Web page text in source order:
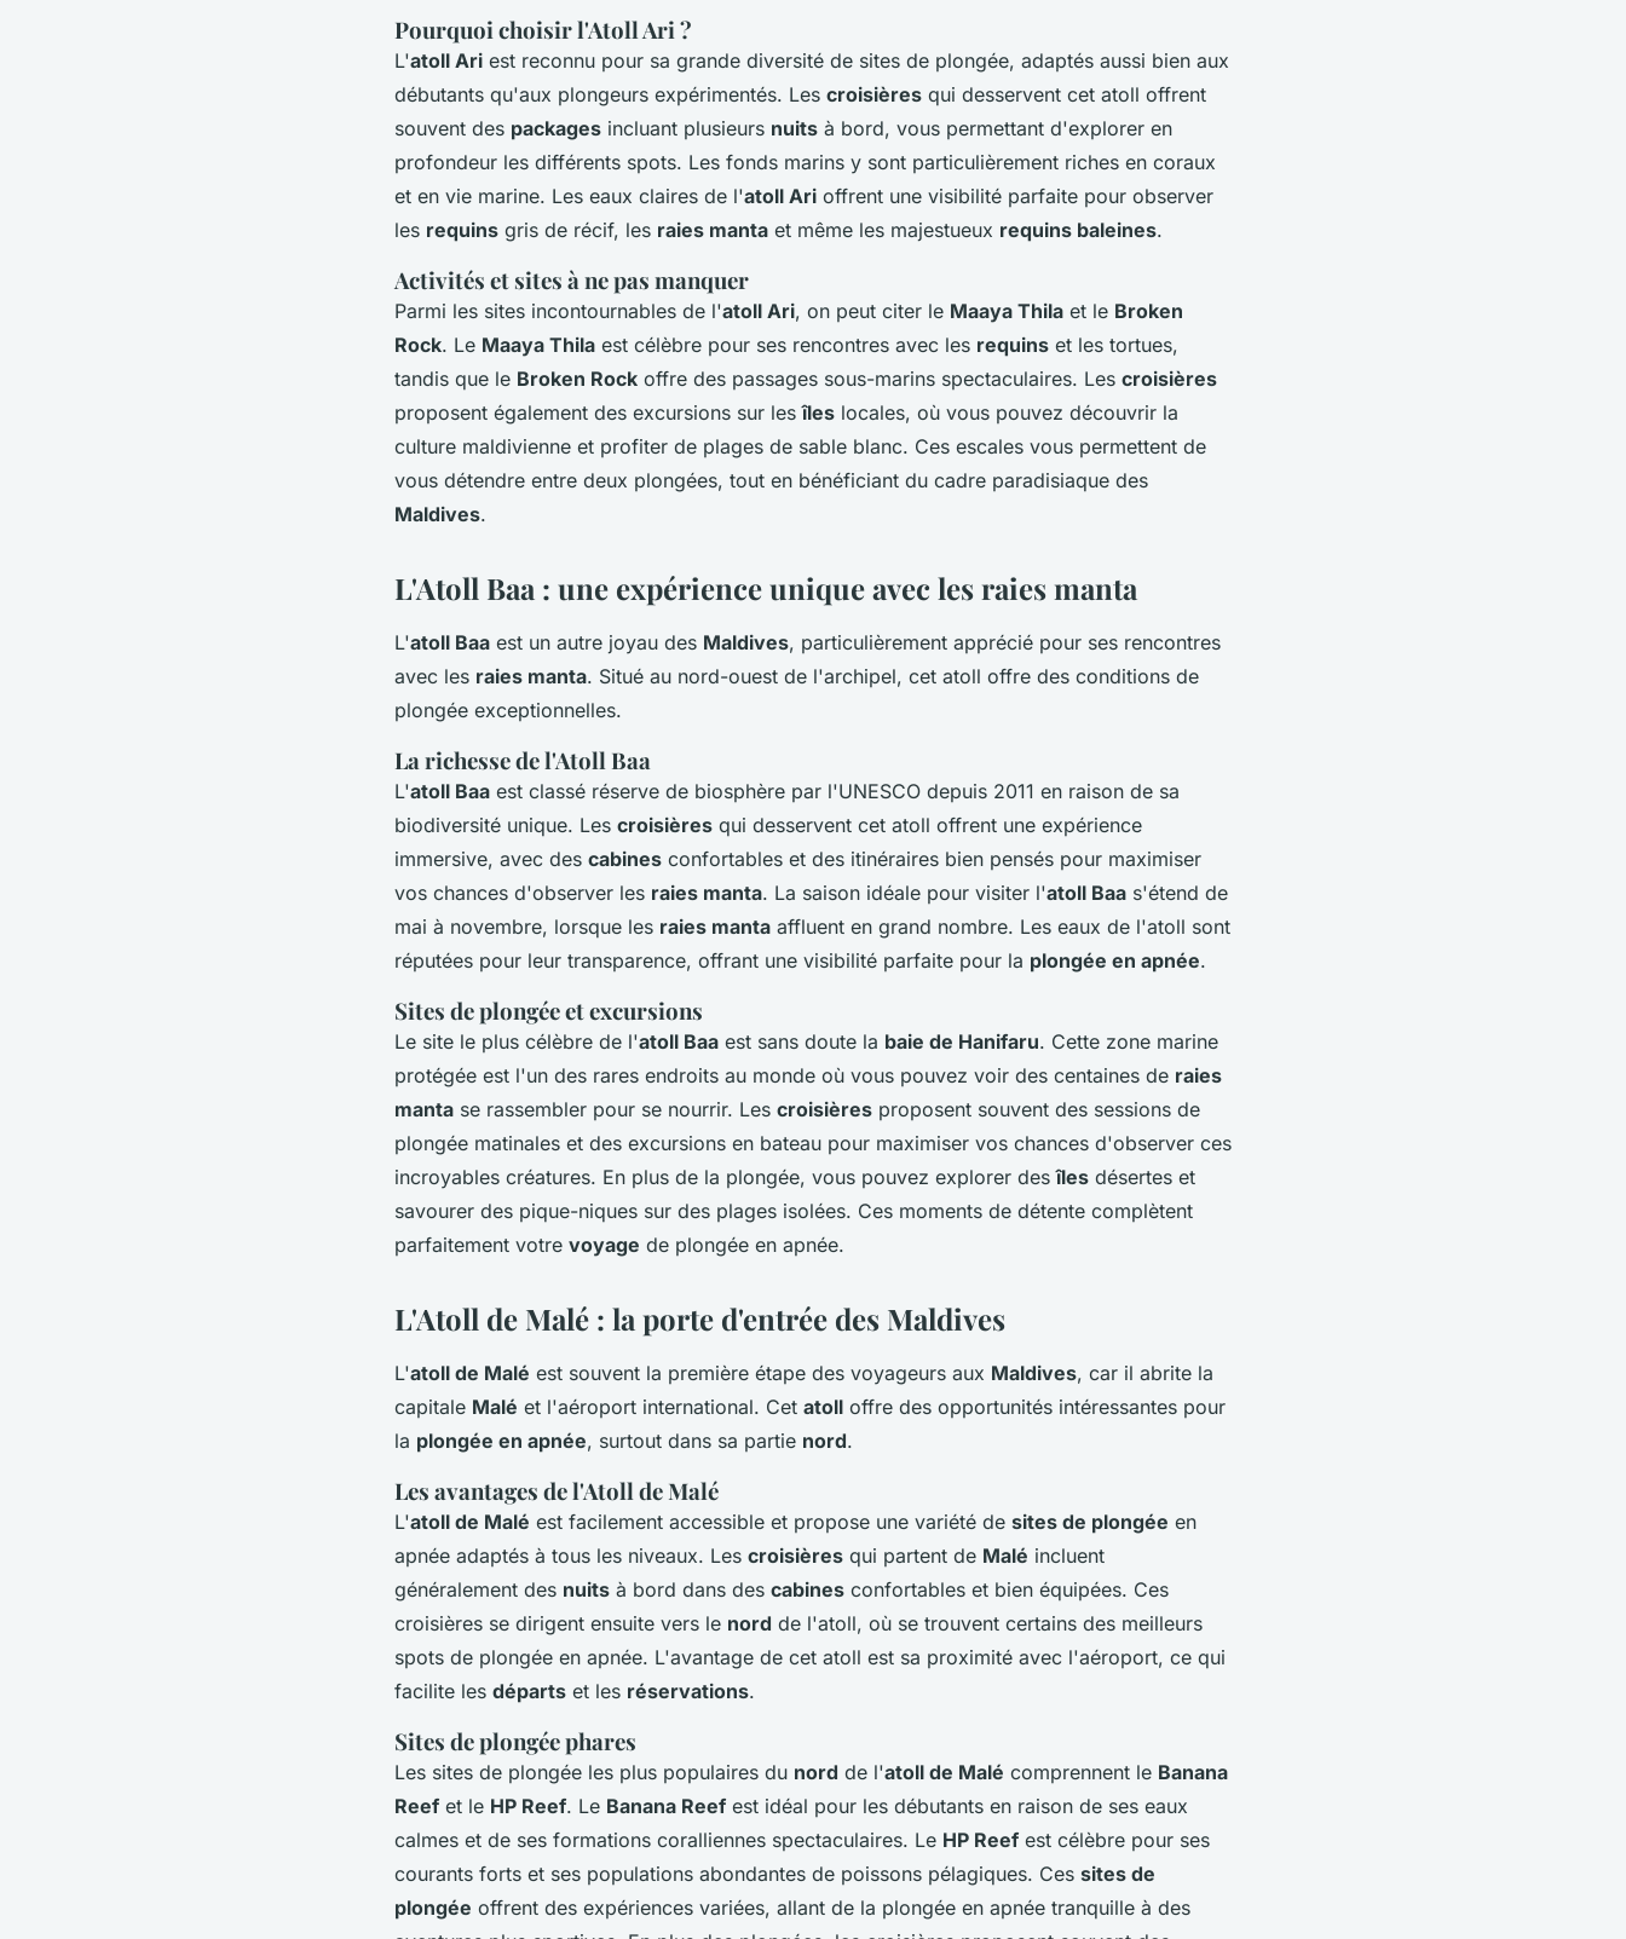
Pourquoi choisir l'Atoll Ari ?
L'atoll Ari est reconnu pour sa grande diversité de sites de plongée, adaptés aussi bien aux
débutants qu'aux plongeurs expérimentés. Les croisières qui desservent cet atoll offrent
souvent des packages incluant plusieurs nuits à bord, vous permettant d'explorer en
profondeur les différents spots. Les fonds marins y sont particulièrement riches en coraux
et en vie marine. Les eaux claires de l'atoll Ari offrent une visibilité parfaite pour observer
les requins gris de récif, les raies manta et même les majestueux requins baleines.
Activités et sites à ne pas manquer
Parmi les sites incontournables de l'atoll Ari, on peut citer le Maaya Thila et le Broken
Rock. Le Maaya Thila est célèbre pour ses rencontres avec les requins et les tortues,
tandis que le Broken Rock offre des passages sous-marins spectaculaires. Les croisières
proposent également des excursions sur lesîles locales, où vous pouvez découvrir la
culture maldivienne et profiter de plages de sable blanc. Ces escales vous permettent de
vous détendre entre deux plongées, tout en bénéficiant du cadre paradisiaque des
Maldives.
L'Atoll Baa : une expérience unique avec les raies manta
L'atoll Baa est un autre joyau des Maldives, particulièrement apprécié pour ses rencontres
avec les raies manta. Situé au nord-ouest de l'archipel, cet atoll offre des conditions de
plongée exceptionnelles.
La richesse de l'Atoll Baa
L'atoll Baa est classé réserve de biosphère par l'UNESCO depuis 2011 en raison de sa
biodiversité unique. Les croisières qui desservent cet atoll offrent une expérience
immersive, avec des cabines confortables et des itinéraires bien pensés pour maximiser
vos chances d'observer les raies manta. La saison idéale pour visiter l'atoll Baa s'étend de
mai à novembre, lorsque les raies manta affluent en grand nombre. Les eaux de l'atoll sont
réputées pour leur transparence, offrant une visibilité parfaite pour la plongée en apnée.
Sites de plongée et excursions
Le site le plus célèbre de l'atoll Baa est sans doute la baie de Hanifaru. Cette zone marine
protégée est l'un des rares endroits au monde où vous pouvez voir des centaines de raies
manta se rassembler pour se nourrir. Les croisières proposent souvent des sessions de
plongée matinales et des excursions en bateau pour maximiser vos chances d'observer ces
incroyables créatures. En plus de la plongée, vous pouvez explorer desîles désertes et
savourer des pique-niques sur des plages isolées. Ces moments de détente complètent
parfaitement votre voyage de plongée en apnée.
L'Atoll de Malé : la porte d'entrée des Maldives
L'atoll de Malé est souvent la première étape des voyageurs aux Maldives, car il abrite la
capitale Malé et l'aéroport international. Cet atoll offre des opportunités intéressantes pour
la plongée en apnée, surtout dans sa partie nord.
Les avantages de l'Atoll de Malé
L'atoll de Malé est facilement accessible et propose une variété de sites de plongée en
apnée adaptés à tous les niveaux. Les croisières qui partent de Malé incluent
généralement des nuits à bord dans des cabines confortables et bien équipées. Ces
croisières se dirigent ensuite vers le nord de l'atoll, où se trouvent certains des meilleurs
spots de plongée en apnée. L'avantage de cet atoll est sa proximité avec l'aéroport, ce qui
facilite les départs et les réservations.
Sites de plongée phares
Les sites de plongée les plus populaires du nord de l'atoll de Malé comprennent le Banana
Reef et le HP Reef. Le Banana Reef est idéal pour les débutants en raison de ses eaux
calmes et de ses formations coralliennes spectaculaires. Le HP Reef est célèbre pour ses
courants forts et ses populations abondantes de poissons pélagiques. Ces sites de
plongée offrent des expériences variées, allant de la plongée en apnée tranquille à des